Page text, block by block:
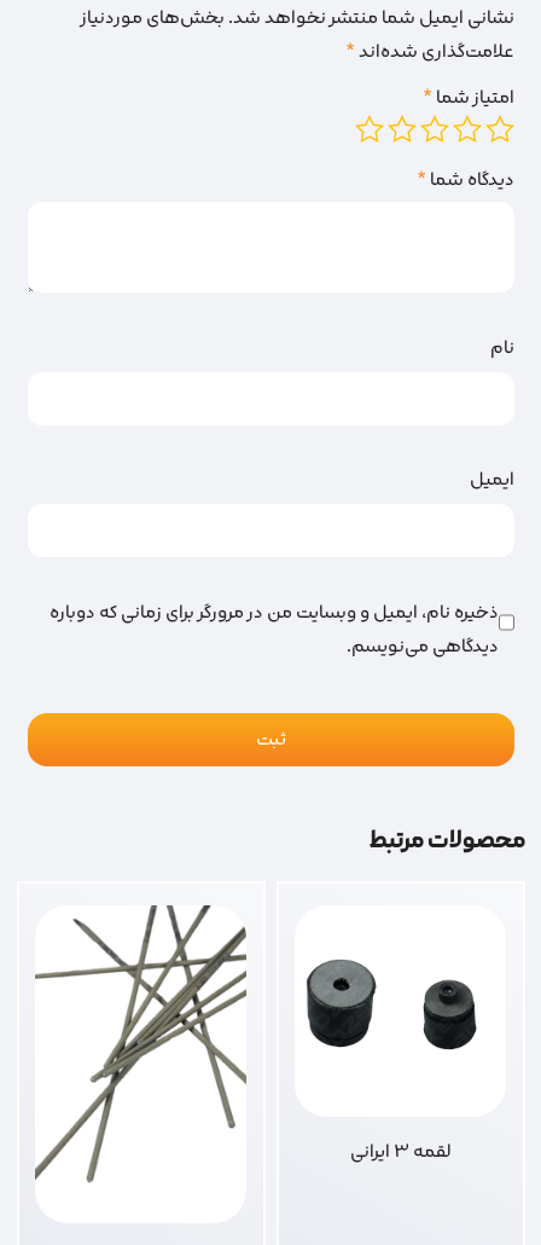
نشانی ایمیل شما منتشر نخواهد شد.بخش‌های موردنیاز
علامت‌گذاری شده‌اند*
امتیاز شما*
دیدگاه شما*
نام
ایمیل
ذخیره نام، ایمیل و وبسایت من در مرورگر برای زمانی که دوباره
دیدگاهی می‌نویسم.
محصولات مرتبط
لقمه 3 ایرانی